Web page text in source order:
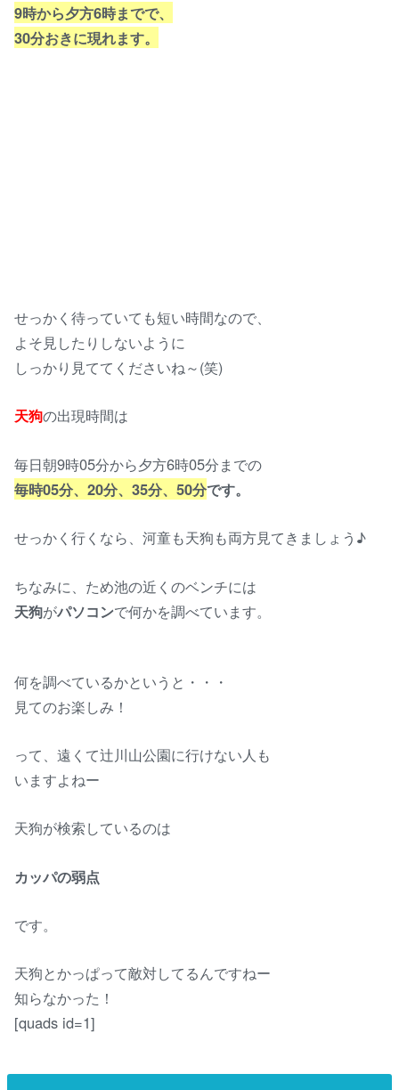
9時から夕方6時までで、
30分おきに現れます。
せっかく待っていても短い時間なので、
よそ見したりしないように
しっかり見ててくださいね～(笑)
天狗の出現時間は
毎日朝9時05分から夕方6時05分までの
毎時05分、20分、35分、50分です。
せっかく行くなら、河童も天狗も両方見てきましょう♪
ちなみに、ため池の近くのベンチには
天狗がパソコンで何かを調べています。
何を調べているかというと・・・
見てのお楽しみ！
って、遠くて辻川山公園に行けない人も
いますよねー
天狗が検索しているのは
カッパの弱点
です。
天狗とかっぱって敵対してるんですねー
知らなかった！
[quads id=1]